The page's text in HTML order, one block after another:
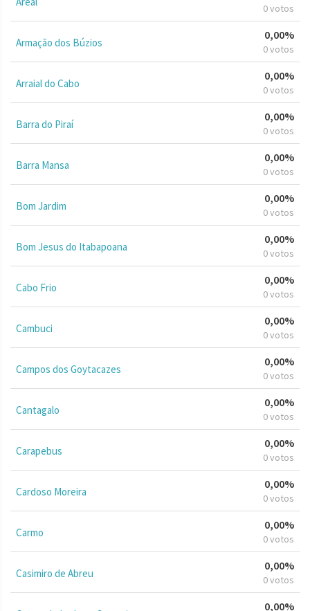
0 votos
Armação dos Búzios
0,00%
0 votos
Arraial do Cabo
0,00%
0 votos
Barra do Piraí
0,00%
0 votos
Barra Mansa
0,00%
0 votos
Bom Jardim
0,00%
0 votos
Bom Jesus do Itabapoana
0,00%
0 votos
Cabo Frio
0,00%
0 votos
Cambuci
0,00%
0 votos
Campos dos Goytacazes
0,00%
0 votos
Cantagalo
0,00%
0 votos
Carapebus
0,00%
0 votos
Cardoso Moreira
0,00%
0 votos
Carmo
0,00%
0 votos
Casimiro de Abreu
0,00%
0 votos
0,00%